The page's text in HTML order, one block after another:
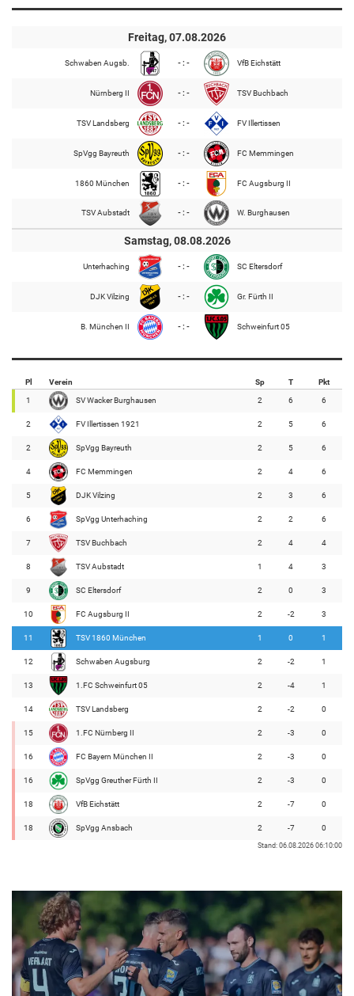
Freitag, 07.08.2026
Schwaben Augsb. - : - VfB Eichstätt
Nürnberg II - : - TSV Buchbach
TSV Landsberg - : - FV Illertissen
SpVgg Bayreuth - : - FC Memmingen
1860 München - : - FC Augsburg II
TSV Aubstadt - : - W. Burghausen
Samstag, 08.08.2026
Unterhaching - : - SC Eltersdorf
DJK Vilzing - : - Gr. Fürth II
B. München II - : - Schweinfurt 05
Pl Verein Sp T Pkt
1 SV Wacker Burghausen 2 6 6
2 FV Illertissen 1921 2 5 6
2 SpVgg Bayreuth 2 5 6
4 FC Memmingen 2 4 6
5 DJK Vilzing 2 3 6
6 SpVgg Unterhaching 2 2 6
7 TSV Buchbach 2 4 4
8 TSV Aubstadt 1 4 3
9 SC Eltersdorf 2 0 3
10 FC Augsburg II 2 -2 3
11 TSV 1860 München 1 0 1
12 Schwaben Augsburg 2 -2 1
13 1.FC Schweinfurt 05 2 -4 1
14 TSV Landsberg 2 -2 0
15 1.FC Nürnberg II 2 -3 0
16 FC Bayern München II 2 -3 0
16 SpVgg Greuther Fürth II 2 -3 0
18 VfB Eichstätt 2 -7 0
18 SpVgg Ansbach 2 -7 0
Stand: 06.08.2026 06:10:00